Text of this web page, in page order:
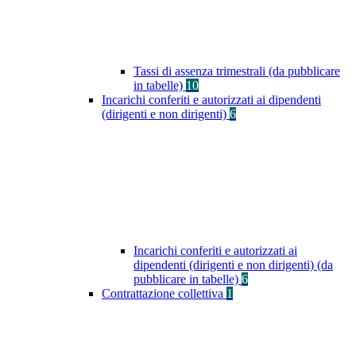
Tassi di assenza trimestrali (da pubblicare
in tabelle) 10
Incarichi conferiti e autorizzati ai dipendenti
(dirigenti e non dirigenti) 6
Incarichi conferiti e autorizzati ai
dipendenti (dirigenti e non dirigenti) (da
pubblicare in tabelle) 6
Contrattazione collettiva 1